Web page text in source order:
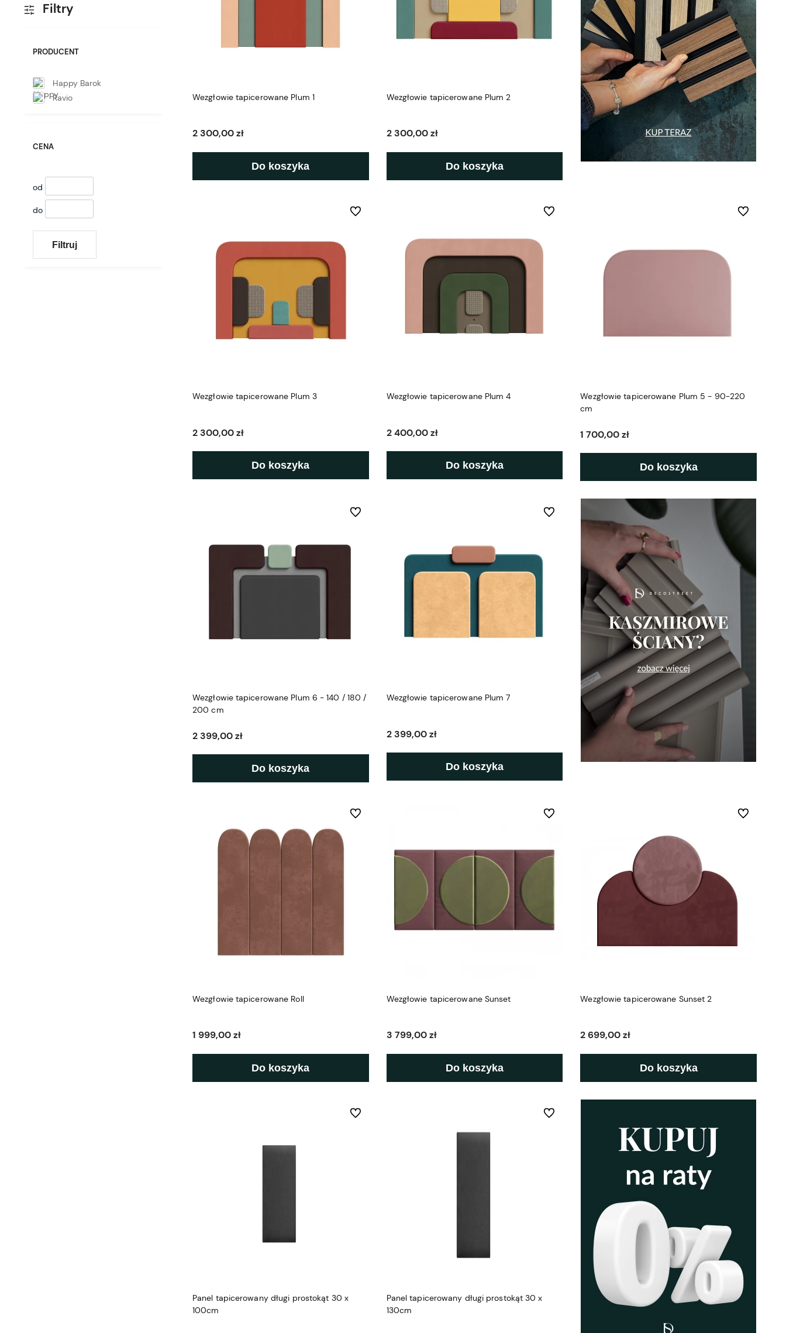
Filtry
PRODUCENT
Happy Barok
Ravio
CENA
od
do
Filtruj
Wezgłowie tapicerowane Plum 1
2 300,00 zł
Do koszyka
Wezgłowie tapicerowane Plum 2
2 300,00 zł
Do koszyka
Wezgłowie tapicerowane Plum 3
2 300,00 zł
Do koszyka
Do ulubionych
Wezgłowie tapicerowane Plum 4
2 400,00 zł
Do koszyka
Do ulubionych
Wezgłowie tapicerowane Plum 5 - 90-220
cm
1 700,00 zł
Do koszyka
Do ulubionych
Wezgłowie tapicerowane Plum 6 - 140 / 180 /
200 cm
2 399,00 zł
Do koszyka
Do ulubionych
Wezgłowie tapicerowane Plum 7
2 399,00 zł
Do koszyka
Do ulubionych
Wezgłowie tapicerowane Roll
1 999,00 zł
Do koszyka
Do ulubionych
Wezgłowie tapicerowane Sunset
3 799,00 zł
Do koszyka
Do ulubionych
Wezgłowie tapicerowane Sunset 2
2 699,00 zł
Do koszyka
Do ulubionych
Panel tapicerowany długi prostokąt 30 x
100cm
Do ulubionych
Panel tapicerowany długi prostokąt 30 x
130cm
Do ulubionych